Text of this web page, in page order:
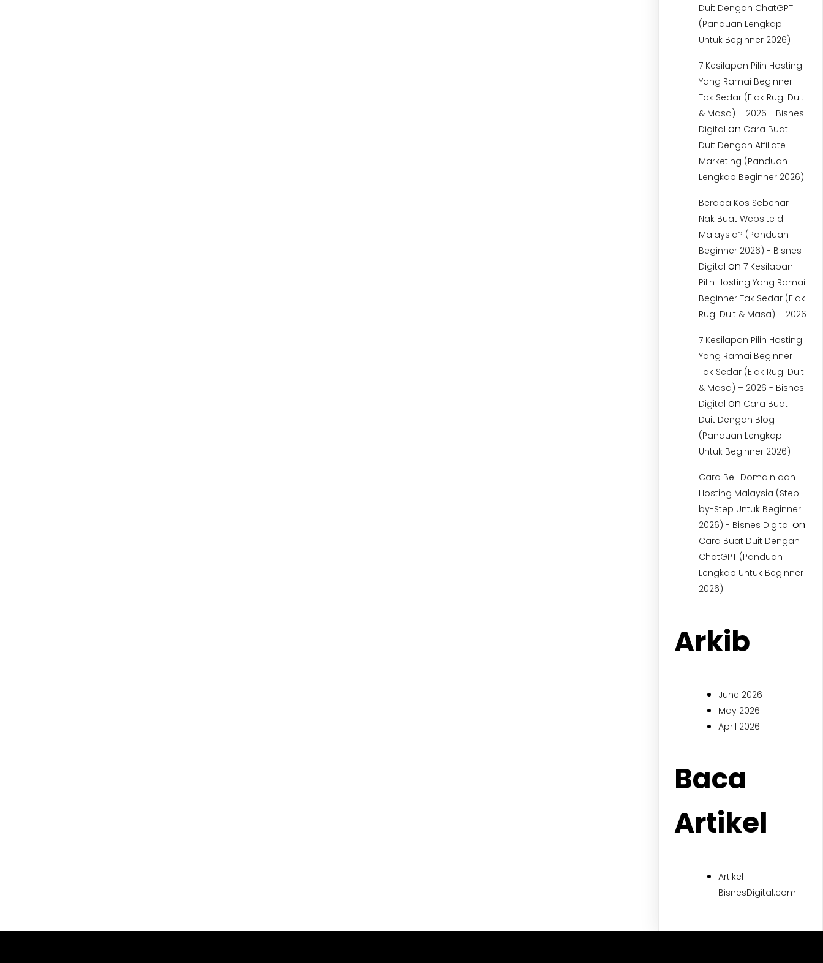
Duit Dengan ChatGPT
(Panduan Lengkap
Untuk Beginner 2026)
7 Kesilapan Pilih Hosting
Yang Ramai Beginner
Tak Sedar (Elak Rugi Duit
& Masa) – 2026 - Bisnes
Digital on Cara Buat
Duit Dengan Affiliate
Marketing (Panduan
Lengkap Beginner 2026)
Berapa Kos Sebenar
Nak Buat Website di
Malaysia? (Panduan
Beginner 2026) - Bisnes
Digital on7 Kesilapan
Pilih Hosting Yang Ramai
Beginner Tak Sedar (Elak
Rugi Duit & Masa) – 2026
7 Kesilapan Pilih Hosting
Yang Ramai Beginner
Tak Sedar (Elak Rugi Duit
& Masa) – 2026 - Bisnes
Digital on Cara Buat
Duit Dengan Blog
(Panduan Lengkap
Untuk Beginner 2026)
Cara Beli Domain dan
Hosting Malaysia (Step-
by-Step Untuk Beginner
2026) - Bisnes Digital on
Cara Buat Duit Dengan
ChatGPT (Panduan
Lengkap Untuk Beginner
2026)
Arkib
June 2026
May 2026
April 2026
Baca
Artikel
Artikel
BisnesDigital.com